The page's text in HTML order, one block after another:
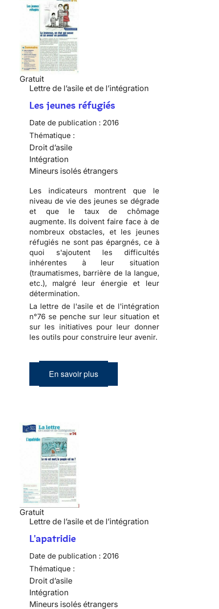
Gratuit
Lettre de l’asile et de l’intégration
Les jeunes réfugiés
Date de publication : 2016
Thématique :
Droit d’asile
Intégration
Mineurs isolés étrangers
Les indicateurs montrent que le
niveau de vie des jeunes se dégrade
et que le taux de chômage
augmente. Ils doivent faire face à de
nombreux obstacles, et les jeunes
réfugiés ne sont pas épargnés, ce à
quoi s'ajoutent les difficultés
inhérentes à leur situation
(traumatismes, barrière de la langue,
etc.), malgré leur énergie et leur
détermination.
La lettre de l'asile et de l'intégration
n°76 se penche sur leur situation et
sur les initiatives pour leur donner
les outils pour construire leur avenir.
En savoir plus
Gratuit
Lettre de l’asile et de l’intégration
L'apatridie
Date de publication : 2016
Thématique :
Droit d’asile
Intégration
Mineurs isolés étrangers